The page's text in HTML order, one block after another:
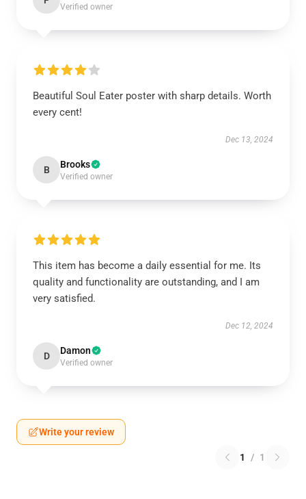
Verified owner
Beautiful Soul Eater poster with sharp details. Worth
every cent!
Dec 13, 2024
B Brooks
Verified owner
This item has become a daily essential for me. Its
quality and functionality are outstanding, and I am
very satisfied.
Dec 12, 2024
D Damon
Verified owner
Write your review
1 / 1